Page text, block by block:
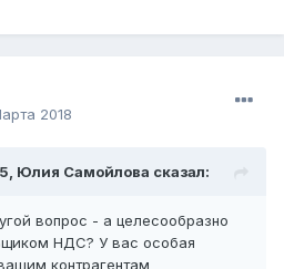
2018
Юлия Самойлова сказал:
вопрос - а целесообразно
НДС? У вас особая
контрагентам